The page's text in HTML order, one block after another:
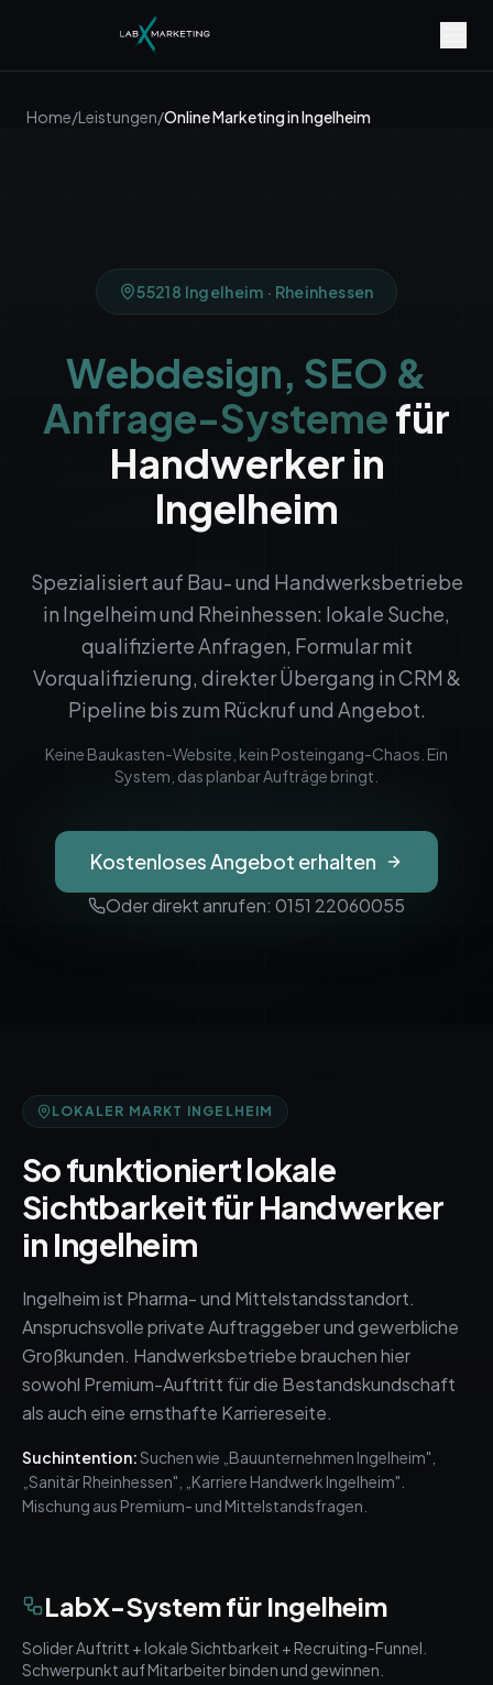
Home/Leistungen/Online MarketinginIngelheim
55218 Ingelheim · Rheinhessen
Webdesign, SEO &
Anfrage-Systemefür
Handwerker in
Ingelheim
Spezialisiert auf Bau- und Handwerksbetriebe
in Ingelheimund Rheinhessen: lokale Suche,
qualifizierte Anfragen, Formular mit
Vorqualifizierung, direkter Übergang in CRM &
Pipeline bis zum Rückruf und Angebot.
Keine Baukasten-Website, kein Posteingang-Chaos. Ein
System, das planbar Aufträge bringt.
Kostenloses Angebot erhalten
Oder direkt anrufen: 0151 22060055
LOKALER MARKT INGELHEIM
So funktioniert lokale
Sichtbarkeit für Handwerker
inIngelheim
Ingelheim ist Pharma- und Mittelstandsstandort.
Anspruchsvolle private Auftraggeber und gewerbliche
Großkunden. Handwerksbetriebe brauchen hier
sowohl Premium-Auftritt für die Bestandskundschaft
als auch eine ernsthafte Karriereseite.
Suchintention:Suchen wie „Bauunternehmen Ingelheim",
„Sanitär Rheinhessen", „Karriere Handwerk Ingelheim".
Mischung aus Premium- und Mittelstandsfragen.
LabX-System für Ingelheim
Solider Auftritt + lokale Sichtbarkeit + Recruiting-Funnel.
Schwerpunkt auf Mitarbeiter binden und gewinnen.